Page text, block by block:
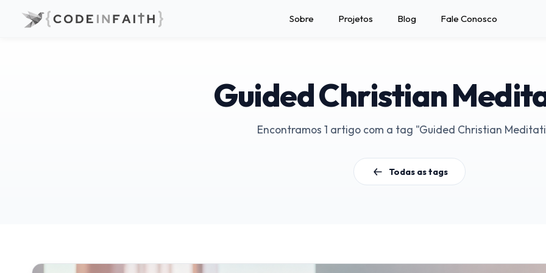
Sobre Projetos Blog Fale Conosco
Guided Christian
Encontramos 1 artigo com a tag "Guided Christian
Todas as tags